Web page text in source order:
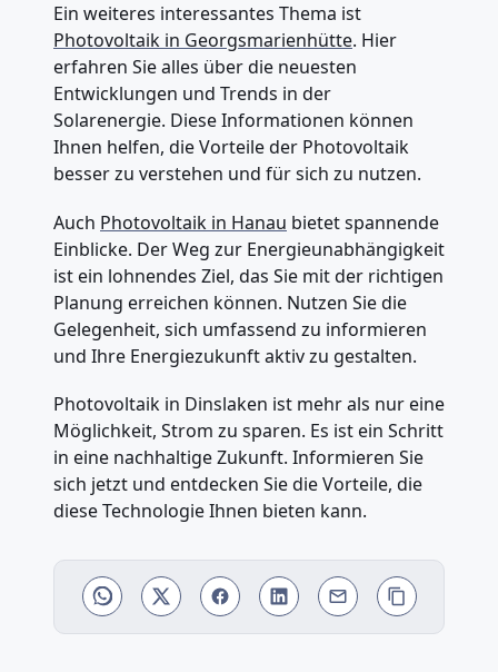
Ein weiteres interessantes Thema ist
Photovoltaik in Georgsmarienhütte. Hier
erfahren Sie alles über die neuesten
Entwicklungen und Trends in der
Solarenergie. Diese Informationen können
Ihnen helfen, die Vorteile der Photovoltaik
besser zu verstehen und für sich zu nutzen.
Auch Photovoltaik in Hanau bietet spannende
Einblicke. Der Weg zur Energieunabhängigkeit
ist ein lohnendes Ziel, das Sie mit der richtigen
Planung erreichen können. Nutzen Sie die
Gelegenheit, sich umfassend zu informieren
und Ihre Energiezukunft aktiv zu gestalten.
Photovoltaik in Dinslaken ist mehr als nur eine
Möglichkeit, Strom zu sparen. Es ist ein Schritt
in eine nachhaltige Zukunft. Informieren Sie
sich jetzt und entdecken Sie die Vorteile, die
diese Technologie Ihnen bieten kann.